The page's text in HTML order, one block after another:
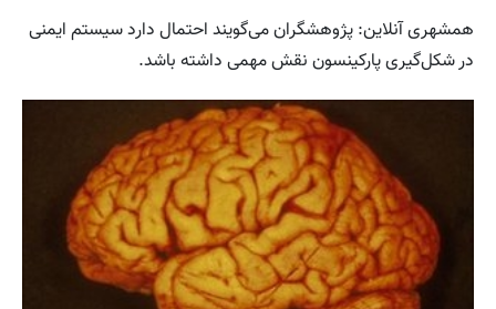
همشهری آنلاین: پژوهشگران می‌گویند احتمال دارد سیستم ایمنی
در شکل‌گیری پارکینسون نقش مهمی داشته باشد.